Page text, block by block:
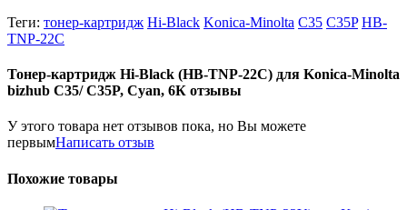
Теги: тонер-картридж Hi-Black Konica-Minolta C35 C35P HB-
TNP-22C
Тонер-картридж Hi-Black (HB-TNP-22C) для Konica-Minolta
bizhub C35/ C35P, Cyan, 6К отзывы
У этого товара нет отзывов пока, но Вы можете
первымНаписать отзыв
Похожие товары